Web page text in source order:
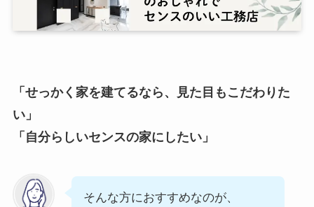
「せっかく家を建てるなら、見た目もこだわりた
い」
「自分らしいセンスの家にしたい」
そんな方におすすめなのが、